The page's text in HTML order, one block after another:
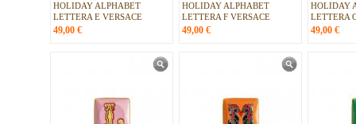
HOLIDAY ALPHABET
LETTERA E VERSACE
49,00 €
HOLIDAY ALPHABET
LETTERA F VERSACE
49,00 €
HOLIDAY
LETTERA
49,00 €